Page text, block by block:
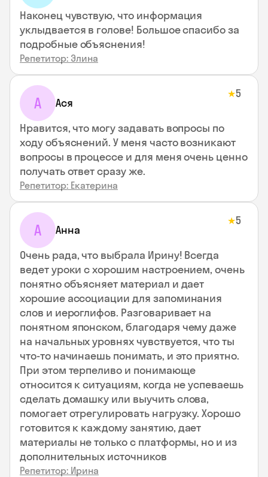
Наконец чувствую, что информация
уклыдвается в голове! Большое спасибо за
подробные объяснения!
Репетитор: Элина
А Ася
★5
Нравится, что могу задавать вопросы по
ходу объяснений. У меня часто возникают
вопросы в процессе и для меня очень ценно
получать ответ сразу же.
Репетитор: Екатерина
А Анна
★5
Очень рада, что выбрала Ирину! Всегда
ведет уроки с хорошим настроением, очень
понятно объясняет материал и дает
хорошие ассоциации для запоминания
слов и иероглифов. Разговаривает на
понятном японском, благодаря чему даже
на начальных уровнях чувствуется, что ты
что-то начинаешь понимать, и это приятно.
При этом терпеливо и понимающе
относится к ситуациям, когда не успеваешь
сделать домашку или выучить слова,
помогает отрегулировать нагрузку. Хорошо
готовится к каждому занятию, дает
материалы не только с платформы, но и из
дополнительных источников
Репетитор: Ирина